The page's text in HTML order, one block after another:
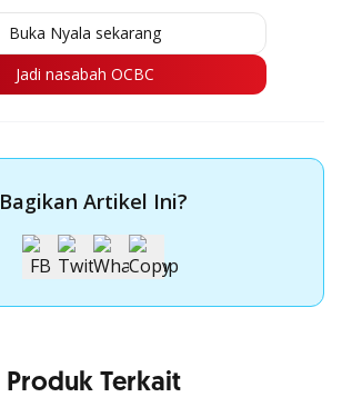
Buka Nyala sekarang
Jadi nasabah OCBC
Bagikan Artikel Ini?
Produk Terkait